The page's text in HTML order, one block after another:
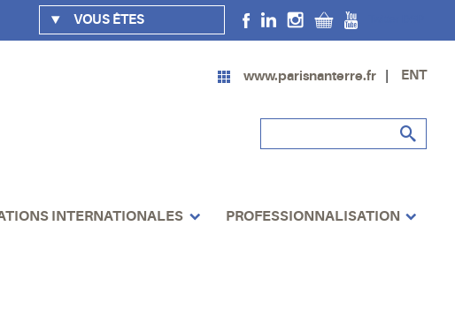
VOUS ÊTES
www.parisnanterre.fr ENT
INTERNATIONALES PROFESSIONNALISATION